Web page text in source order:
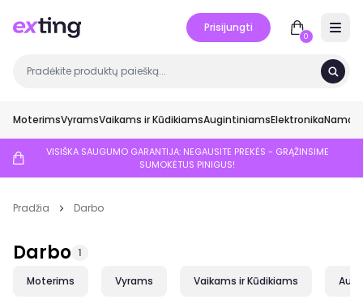
Prisijungti
0
MoterimsVyramsVaikams ir KūdikiamsAugintiniamsElektronikaNamai
VISIŠKA SAUGUMO GARANTIJA: NEGAUSITE PREKĖS - GRĄŽINSIME
SUMOKĖTUS PINIGUS!
Pradžia Darbo
Darbo 1
Moterims Vyrams Vaikams ir Kūdikiams